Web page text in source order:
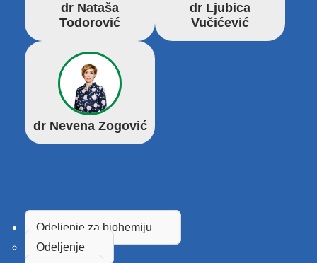
dr Nataša
Todorović
dr Ljubica
Vučićević
dr Nevena Zogović
Odeljenje za biohemiju
Odeljenje